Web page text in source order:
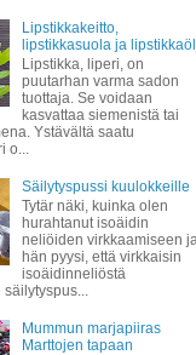
Lipstikkakeitto,
lipstikkasuola ja
Lipstikka, liperi, on
puutarhan varma sadon
tuottaja. Se voidaan
kasvattaa siemenistä tai
Ystävältä saatu
o...
Säilytyspussi kuulokkeille
Tytär näki, kuinka olen
hurahtanut isoäidin
neliöiden virkkaamiseen
hän pyysi, että virkkaisin
isoäidinneliöstä
säilytyspus...
Mummun marjapiiras
Marttojen tapaan